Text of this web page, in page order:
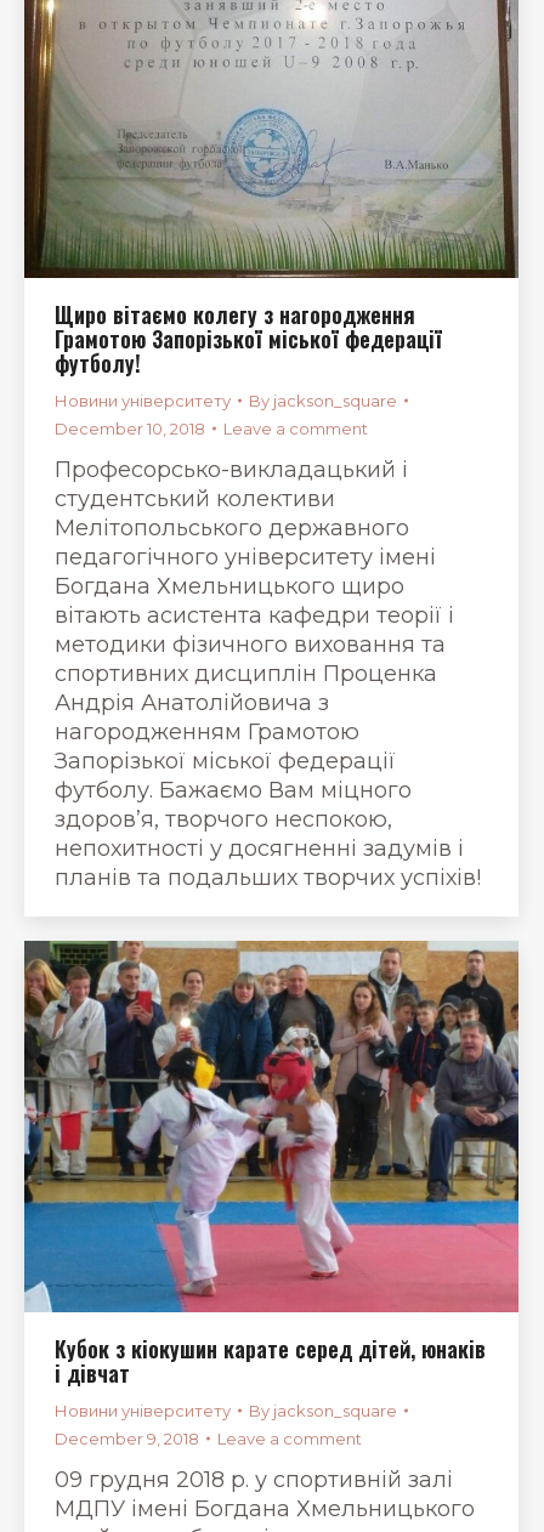
Щиро вітаємо колегу з нагородження
Грамотою Запорізької міської федерації
футболу!
Новини університету By jackson_square
December 10, 2018
Leave a comment
Професорсько-викладацький і
студентський колективи
Мелітопольського державного
педагогічного університету імені
Богдана Хмельницького щиро
вітають асистента кафедри теорії і
методики фізичного виховання та
спортивних дисциплін Проценка
Андрія Анатолійовича з
нагородженням Грамотою
Запорізької міської федерації
футболу. Бажаємо Вам міцного
здоров’я, творчого неспокою,
непохитності у досягненні задумів і
планів та подальших творчих успіхів!
Кубок з кіокушин карате серед дітей, юнаків
і дівчат
Новини університету By jackson_square
December 9, 2018
Leave a comment
09 грудня 2018 р. у спортивній залі
МДПУ імені Богдана Хмельницького